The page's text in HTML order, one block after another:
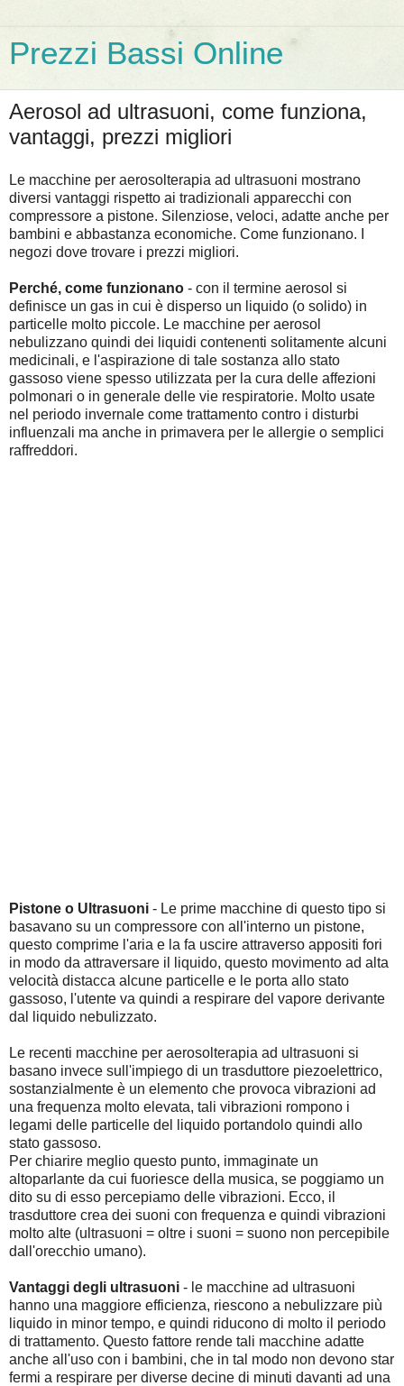
Prezzi Bassi Online
Aerosol ad ultrasuoni, come funziona,
vantaggi, prezzi migliori
Le macchine per aerosolterapia ad ultrasuoni mostrano
diversi vantaggi rispetto ai tradizionali apparecchi con
compressore a pistone. Silenziose, veloci, adatte anche per
bambini e abbastanza economiche. Come funzionano. I
negozi dove trovare i prezzi migliori.
Perché, come funzionano - con il termine aerosol si
definisce un gas in cui è disperso un liquido (o solido) in
particelle molto piccole. Le macchine per aerosol
nebulizzano quindi dei liquidi contenenti solitamente alcuni
medicinali, e l'aspirazione di tale sostanza allo stato
gassoso viene spesso utilizzata per la cura delle affezioni
polmonari o in generale delle vie respiratorie. Molto usate
nel periodo invernale come trattamento contro i disturbi
influenzali ma anche in primavera per le allergie o semplici
raffreddori.
Pistone o Ultrasuoni - Le prime macchine di questo tipo si
basavano su un compressore con all'interno un pistone,
questo comprime l'aria e la fa uscire attraverso appositi fori
in modo da attraversare il liquido, questo movimento ad alta
velocità distacca alcune particelle e le porta allo stato
gassoso, l'utente va quindi a respirare del vapore derivante
dal liquido nebulizzato.
Le recenti macchine per aerosolterapia ad ultrasuoni si
basano invece sull'impiego di un trasduttore piezoelettrico,
sostanzialmente è un elemento che provoca vibrazioni ad
una frequenza molto elevata, tali vibrazioni rompono i
legami delle particelle del liquido portandolo quindi allo
stato gassoso.
Per chiarire meglio questo punto, immaginate un
altoparlante da cui fuoriesce della musica, se poggiamo un
dito su di esso percepiamo delle vibrazioni. Ecco, il
trasduttore crea dei suoni con frequenza e quindi vibrazioni
molto alte (ultrasuoni = oltre i suoni = suono non percepibile
dall'orecchio umano).
Vantaggi degli ultrasuoni - le macchine ad ultrasuoni
hanno una maggiore efficienza, riescono a nebulizzare più
liquido in minor tempo, e quindi riducono di molto il periodo
di trattamento. Questo fattore rende tali macchine adatte
anche all'uso con i bambini, che in tal modo non devono star
fermi a respirare per diverse decine di minuti davanti ad una